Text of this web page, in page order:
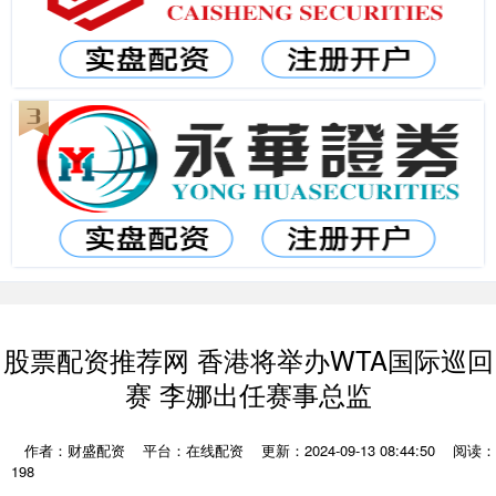
股票配资推荐网 香港将举办WTA国际巡回
赛 李娜出任赛事总监
作者：财盛配资 平台：在线配资 更新：2024-09-13 08:44:50
阅读：
198